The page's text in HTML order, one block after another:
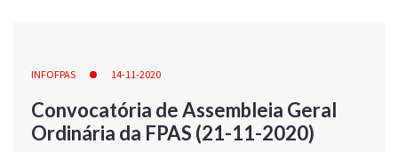
INFOFPAS 14-11-2020
Convocatória de Assembleia Geral
Ordinária da FPAS (21-11-2020)